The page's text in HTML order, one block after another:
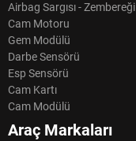
Airbag Sargısı - Zembereği
Cam Motoru
Gem Modülü
Darbe Sensörü
Esp Sensörü
Cam Kartı
Cam Modülü
Araç Markaları